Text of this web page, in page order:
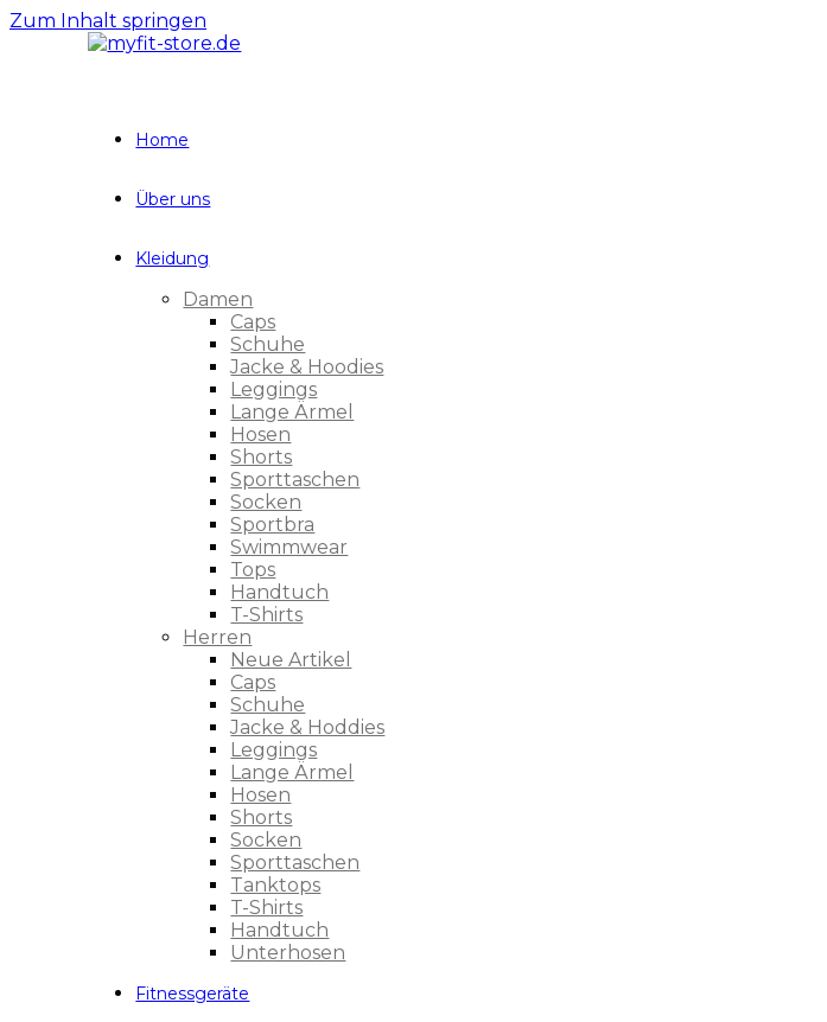
Zum Inhalt springen
Home
Über uns
Kleidung
Damen
Caps
Schuhe
Jacke & Hoodies
Leggings
Lange Ärmel
Hosen
Shorts
Sporttaschen
Socken
Sportbra
Swimmwear
Tops
Handtuch
T-Shirts
Herren
Neue Artikel
Caps
Schuhe
Jacke & Hoddies
Leggings
Lange Ärmel
Hosen
Shorts
Socken
Sporttaschen
Tanktops
T-Shirts
Handtuch
Unterhosen
Fitnessgeräte